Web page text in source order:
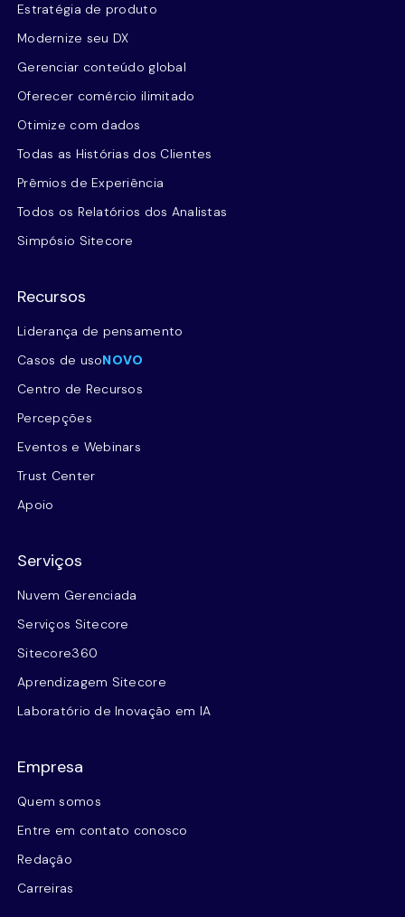
Estratégia de produto
Modernize seu DX
Gerenciar conteúdo global
Oferecer comércio ilimitado
Otimize com dados
Todas as Histórias dos Clientes
Prêmios de Experiência
Todos os Relatórios dos Analistas
Simpósio Sitecore
Recursos
Liderança de pensamento
Casos de usoNOVO
Centro de Recursos
Percepções
Eventos e Webinars
Trust Center
Apoio
Serviços
Nuvem Gerenciada
Serviços Sitecore
Sitecore360
Aprendizagem Sitecore
Laboratório de Inovação em IA
Empresa
Quem somos
Entre em contato conosco
Redação
Carreiras